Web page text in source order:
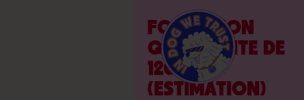
FORMATION
QUALIFIANTE DE
120H
(ESTIMATION)